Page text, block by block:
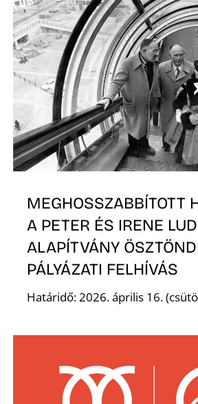
MEGHOSSZABBÍTOTT
A PETER ÉS IRENE
ALAPÍTVÁNY
PÁLYÁZATI FELHÍVÁS
Határidő: 2026. április 16.